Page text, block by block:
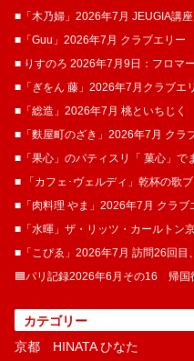
■「木乃婦」2026年7月 JEUGIA講座
■「Guu」2026年7月 クラブエリー
■ りすのろ 2026年7月9日：フロマ
■「ぎをん 藤」2026年7月クラブエ
■「総造」2026年7月 桃といちじく
■「麩屋町のざき」2026年7月 クラ
■「果心」のパティスリ「 菓​心」で
■ 「カフェ･ヴェルディ」乾杯の歌
■「肉料理 やま」2026年7月 クラブ
■「水暉」ザ・リッツ・カールトン
■「こぴゑ」2026年7月 訪問26回目
🟦パリ記録2026年6月その16 帰国
カテゴリー
京都 HINATA ひなた